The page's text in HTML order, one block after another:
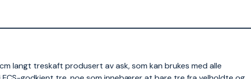
langt treskaft produsert av ask, som kan brukes med alle